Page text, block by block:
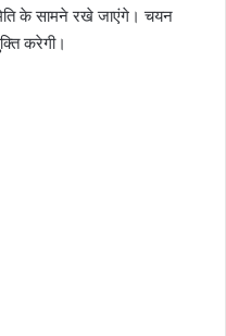
के सामने रखे जाएंगे। चयन
करेगी।